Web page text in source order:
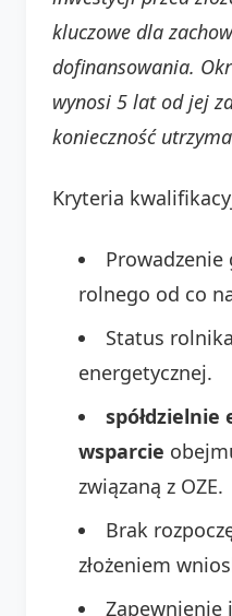
kluczowe dla
dofinansowania.
wynosi 5 lat od jej
konieczność
Kryteria
rolnego od co
Status
energetycznej.
spółdzielnie
wsparcie
związaną z OZE.
Brak
złożeniem
Zapewnienie